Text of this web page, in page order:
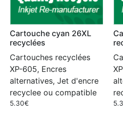
Cartouche cyan 26XL
recyclées
Cartouches recyclées
XP-605, Encres
alternatives, Jet d'encre
recyclee ou compatible
5.30€